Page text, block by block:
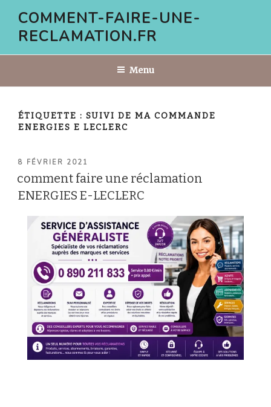
contenu
COMMENT-FAIRE-UNE-
RECLAMATION.FR
Menu
ÉTIQUETTE : SUIVI DE MA COMMANDE
ENERGIES E LECLERC
PUBLIÉ
8 FÉVRIER 2021
comment faire une réclamation
ENERGIES E-LECLERC